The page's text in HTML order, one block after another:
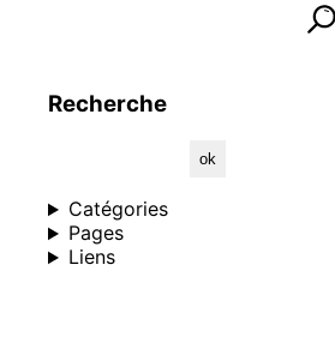
Recherche
Catégories
Pages
Liens